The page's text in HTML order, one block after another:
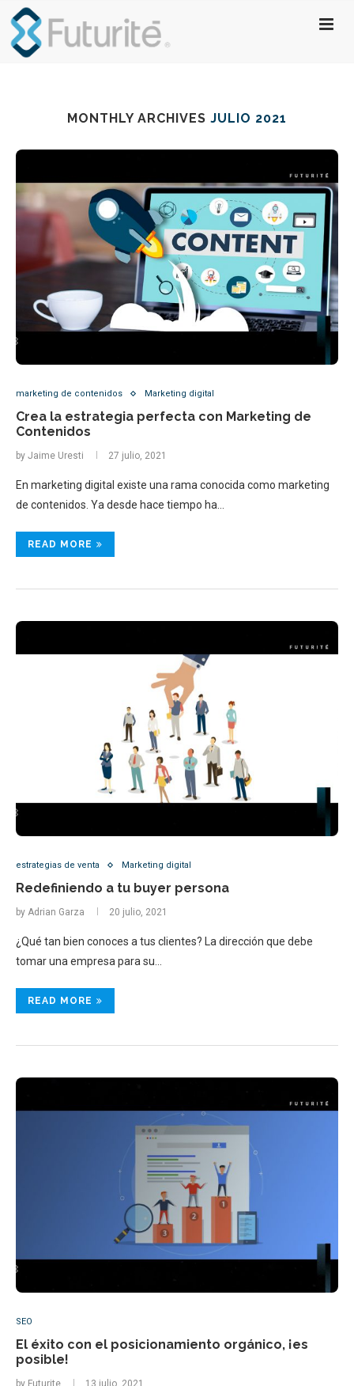
MONTHLY ARCHIVES JULIO 2021
marketing de contenidos Marketing digital
Crea la estrategia perfecta con Marketing de
Contenidos
by Jaime Uresti 27 julio, 2021
En marketing digital existe una rama conocida como marketing
de contenidos. Ya desde hace tiempo ha…
READ MORE
estrategias de venta Marketing digital
Redefiniendo a tu buyer persona
by Adrian Garza 20 julio, 2021
¿Qué tan bien conoces a tus clientes? La dirección que debe
tomar una empresa para su…
READ MORE
SEO
El éxito con el posicionamiento orgánico, ¡es
posible!
by Futurite 13 julio, 2021